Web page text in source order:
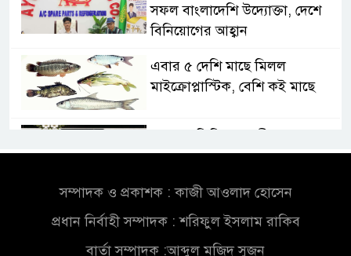
সফল বাংলাদেশি উদ্যোক্তা, দেশে
বিনিয়োগের আহ্বান
এবার ৫ দেশি মাছে মিলল
মাইক্রোপ্লাস্টিক, বেশি কই মাছে
খালেকের ইন্তেকাল
অগ্রযাত্রায় নতুন অধ্যায়
সম্পাদক ও প্রকাশক : কাজী আওলাদ হোসেন
প্রধান নির্বাহী সম্পাদক : শরিফুল ইসলাম রাকিব
বার্তা সম্পাদক :আব্দুল মজিদ সুজন